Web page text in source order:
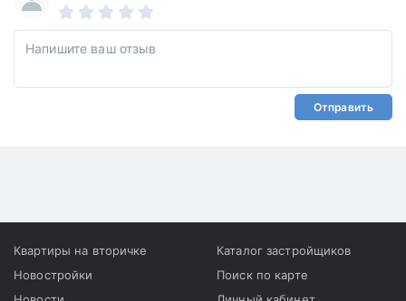
Отправить
Квартиры на вторичке
Новостройки
Каталог застройщиков
Поиск по карте